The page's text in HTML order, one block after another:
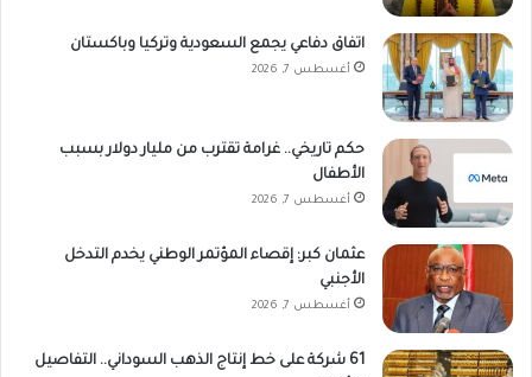
اتفاق دفاعي يجمع السعودية وتركيا وباكستان
أغسطس 7, 2026
حكم تاريخي.. غرامة تقترب من مليار دولار بسبب
الأطفال
أغسطس 7, 2026
عثمان كبر: إقصاء المؤتمر الوطني يخدم التدخل
الأجنبي
أغسطس 7, 2026
61 شركة على خط إنتاج الذهب السوداني.. التفاصيل